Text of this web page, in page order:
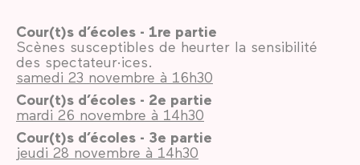
Cour(t)s d’écoles - 1re partie
Scènes susceptibles de heurter la sensibilité
des spectateur·ices.
samedi 23 novembre à 16h30
Cour(t)s d’écoles - 2e partie
mardi 26 novembre à 14h30
Cour(t)s d’écoles - 3e partie
jeudi 28 novembre à 14h30